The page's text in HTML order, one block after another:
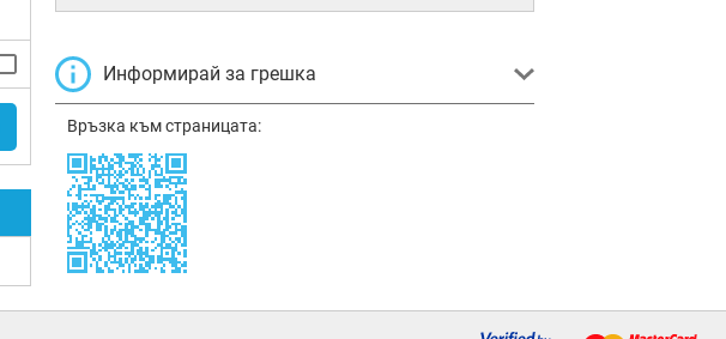
Информирай за грешка
Връзка към страницата: